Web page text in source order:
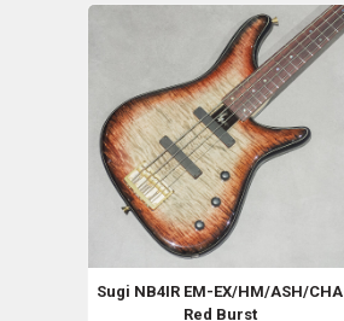
Sugi NB4IR EM-EX/HM/ASH/CHA
Red Burst